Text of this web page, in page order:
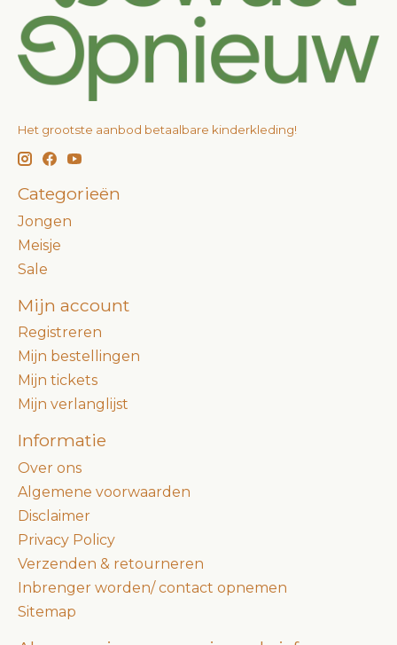
Het grootste aanbod betaalbare kinderkleding!
Categorieën
Jongen
Meisje
Sale
Mijn account
Registreren
Mijn bestellingen
Mijn tickets
Mijn verlanglijst
Informatie
Over ons
Algemene voorwaarden
Disclaimer
Privacy Policy
Verzenden & retourneren
Inbrenger worden/ contact opnemen
Sitemap